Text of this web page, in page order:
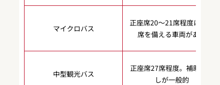
マイクロバス
正座席20〜21席程度に補助
席を備える車両がある
中型観光バス
正座席27席程度。補助席な
しが一般的